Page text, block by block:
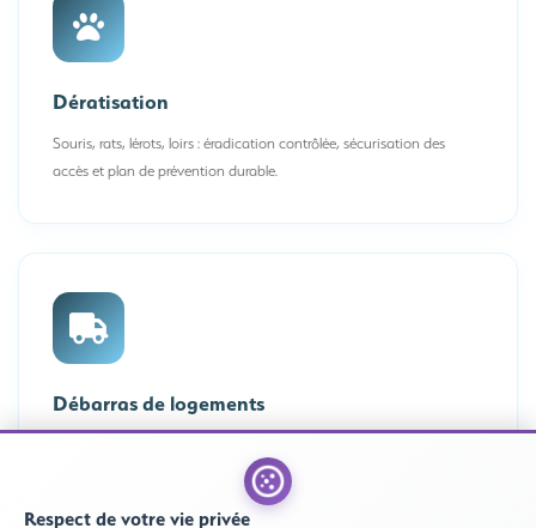
Dératisation
Souris, rats, lérots, loirs : éradication contrôlée, sécurisation des
accès et plan de prévention durable.
Débarras de logements
et papiers personnels, évacuation et tri sélectif.
Respect de votre vie privée